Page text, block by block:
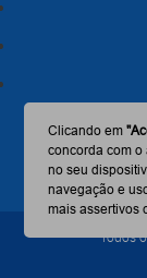
Todos
Clicando em
concorda com
no seu
navegação e
mais assertivos